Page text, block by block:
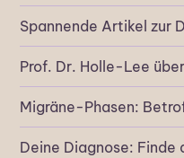
Spannende Artikel zur
Prof. Dr. Holle-Lee
Migräne-Phasen:
Deine Diagnose: Finde